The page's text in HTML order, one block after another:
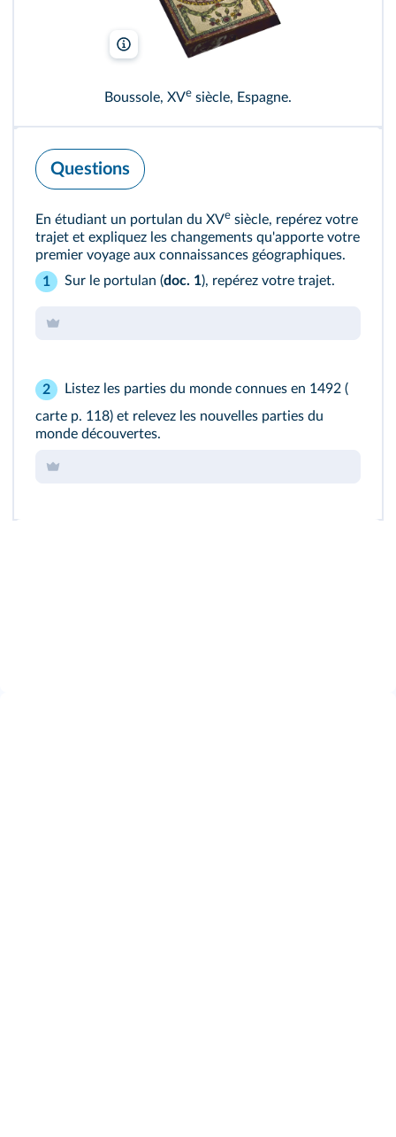
Oronoz/AKG
Boussole, XVe siècle, Espagne.
Questions
En étudiant un portulan du XVe siècle, repérez votre
trajet et expliquez les changements qu'apporte votre
premier voyage aux connaissances géographiques.
1
Sur le portulan (doc. 1), repérez votre trajet.
2
Listez les parties du monde connues en 1492 (
carte p. 118) et relevez les nouvelles parties du
monde découvertes.